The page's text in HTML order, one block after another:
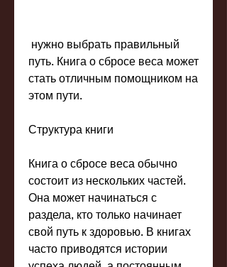
путь. Книга о сбросе веса может
стать отличным помощником на
этом пути.
Структура книги
Книга о сбросе веса обычно
состоит из нескольких частей.
Она может начинаться с
раздела, кто только начинает
свой путь к здоровью. В книгах
часто приводятся истории